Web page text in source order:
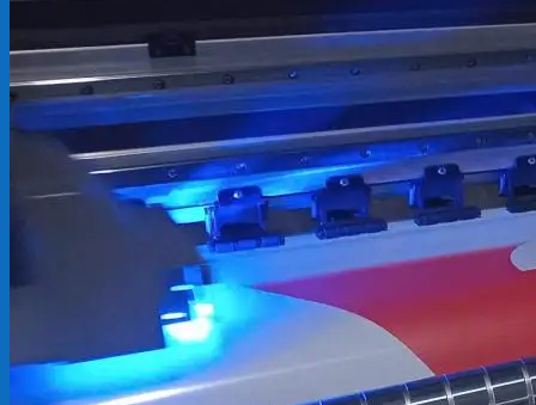
In Tem Nhãn
In Decal
Tin tức
Tin Tức In Kỹ Thuật Số
Tin Tức In UV
Tin tức công ty
Tuyển dụng
Câu hỏi thường gặp
kiếm:
Giỏ hàng /0₫